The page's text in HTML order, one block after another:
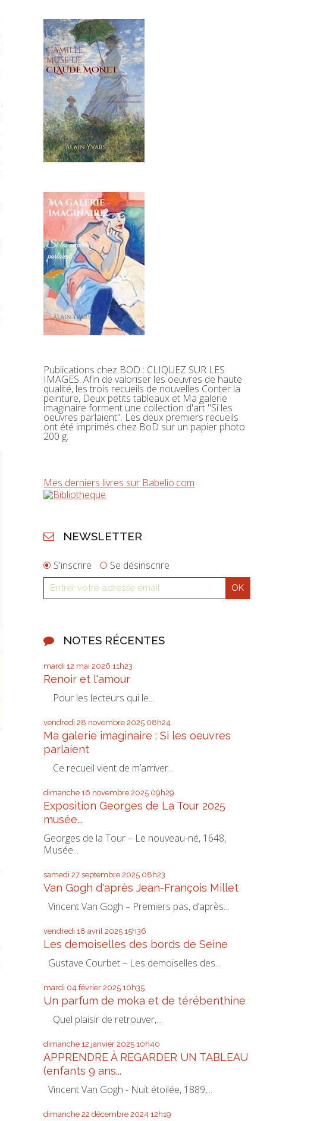
Publications chez BOD : CLIQUEZ SUR LES
IMAGES. Afin de valoriser les oeuvres de haute
qualité, les trois recueils de nouvelles Conter la
peinture, Deux petits tableaux et Ma galerie
imaginaire forment une collection d'art "Si les
oeuvres parlaient". Les deux premiers recueils
ont été imprimés chez BoD sur un papier photo
200 g.
Mes derniers livres sur Babelio.com
NEWSLETTER
S'inscrire Se désinscrire
NOTES RÉCENTES
mardi 12 mai 2026 11h23
Renoir et l'amour
Pour les lecteurs qui le...
vendredi 28 novembre 2025 08h24
Ma galerie imaginaire : Si les oeuvres
parlaient
Ce recueil vient de m’arriver...
dimanche 16 novembre 2025 09h29
Exposition Georges de La Tour 2025
musée...
Georges de la Tour – Le nouveau-né, 1648,
Musée...
samedi 27 septembre 2025 08h23
Van Gogh d'après Jean-François Millet
Vincent Van Gogh – Premiers pas, d’après...
vendredi 18 avril 2025 15h36
Les demoiselles des bords de Seine
Gustave Courbet – Les demoiselles des...
mardi 04 février 2025 10h35
Un parfum de moka et de térébenthine
Quel plaisir de retrouver,...
dimanche 12 janvier 2025 10h40
APPRENDRE À REGARDER UN TABLEAU
(enfants 9 ans...
Vincent Van Gogh - Nuit étoilée, 1889,...
dimanche 22 décembre 2024 12h19